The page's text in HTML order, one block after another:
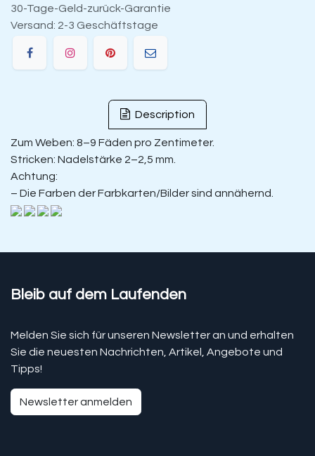
30-Tage-Geld-zurück-Garantie
Versand: 2-3 Geschäftstage
Description
Zum Weben: 8–9 Fäden pro Zentimeter.
Stricken: Nadelstärke 2–2,5 mm.
Achtung:
– Die Farben der Farbkarten/Bilder sind annähernd.
Bleib auf dem Laufenden
Melden Sie sich für unseren Newsletter an und erhalten
Sie die neuesten Nachrichten, Artikel, Angebote und
Tipps!
Newsletter anmelden